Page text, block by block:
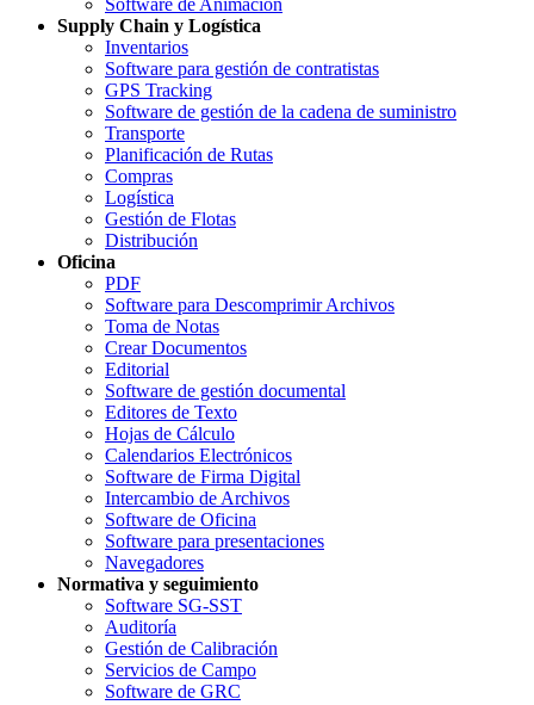
Supply Chain y Logística
Inventarios
Software para gestión de contratistas
GPS Tracking
Software de gestión de la cadena de suministro
Transporte
Planificación de Rutas
Compras
Logística
Gestión de Flotas
Distribución
Oficina
PDF
Software para Descomprimir Archivos
Toma de Notas
Crear Documentos
Editorial
Software de gestión documental
Editores de Texto
Hojas de Cálculo
Calendarios Electrónicos
Software de Firma Digital
Intercambio de Archivos
Software de Oficina
Software para presentaciones
Navegadores
Normativa y seguimiento
Software SG-SST
Auditoría
Gestión de Calibración
Servicios de Campo
Software de GRC